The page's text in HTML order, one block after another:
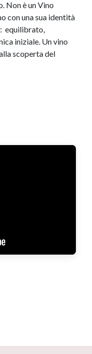
Non è un Vino
con una sua identità
equilibrato,
iniziale. Un vino
scoperta del